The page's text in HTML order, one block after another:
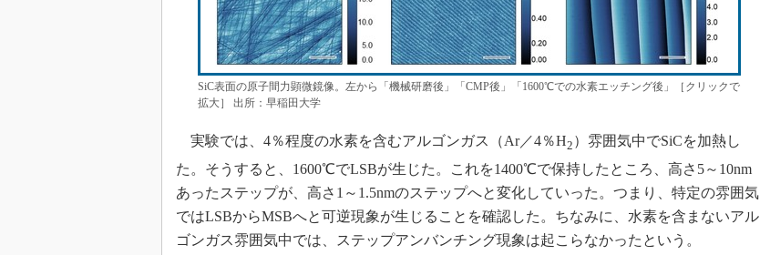
SiC表面の原子間力顕微鏡像。左から「機械研磨後」「CMP後」「1600℃での水素エッチング後」［クリックで
拡大］ 出所：早稲田大学
実験では、4％程度の水素を含むアルゴンガス（Ar／4％H2 ）雰囲気中でSiCを加熱し
た。そうすると、1600℃でLSBが生じた。これを1400℃で保持したところ、高さ5～10nm
あったステップが、高さ1～1.5nmのステップへと変化していった。つまり、特定の雰囲気
ではLSBからMSBへと可逆現象が生じることを確認した。ちなみに、水素を含まないアル
ゴンガス雰囲気中では、ステップアンバンチング現象は起こらなかったという。